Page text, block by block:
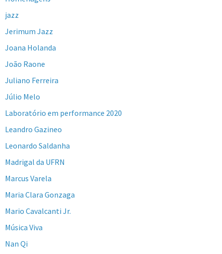
jazz
Jerimum Jazz
Joana Holanda
João Raone
Juliano Ferreira
Júlio Melo
Laboratório em performance 2020
Leandro Gazineo
Leonardo Saldanha
Madrigal da UFRN
Marcus Varela
Maria Clara Gonzaga
Mario Cavalcanti Jr.
Música Viva
Nan Qi